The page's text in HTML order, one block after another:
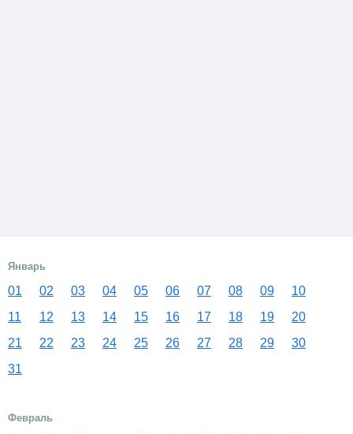
Январь
01 02 03 04 05 06 07 08 09
10
11
12 13 14 15 16 17 18 19
20
21
22 23 24 25 26 27 28 29
30
31
Февраль